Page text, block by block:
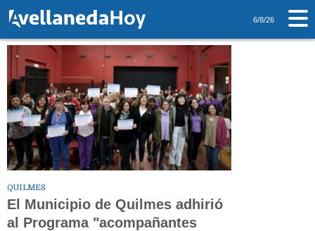
6/8/26
Tag: Sedronar
QUILMES
El Municipio de Quilmes adhirió
al Programa "acompañantes